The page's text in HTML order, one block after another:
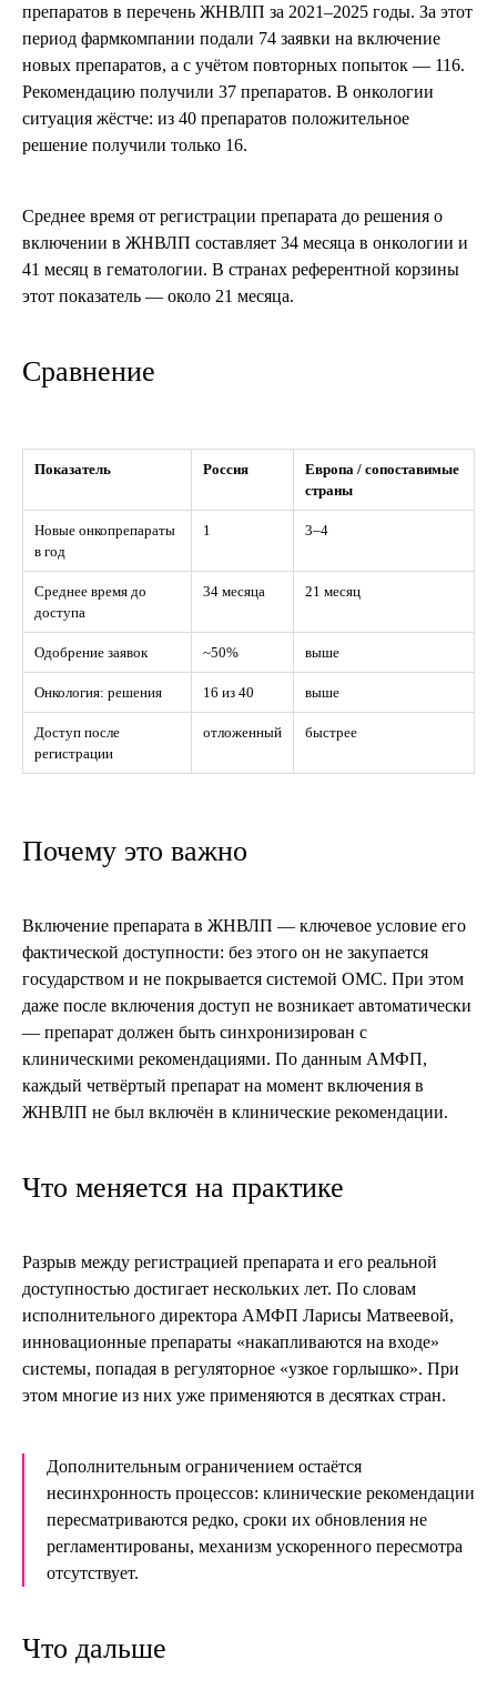
препаратов в перечень ЖНВЛП за 2021–2025 годы. За этот
период фармкомпании подали 74 заявки на включение
новых препаратов, а с учётом повторных попыток — 116.
Рекомендацию получили 37 препаратов. В онкологии
ситуация жёстче: из 40 препаратов положительное
решение получили только 16.
Среднее время от регистрации препарата до решения о
включении в ЖНВЛП составляет 34 месяца в онкологии и
41 месяц в гематологии. В странах референтной корзины
этот показатель — около 21 месяца.
Сравнение
Показатель Россия
Европа / сопоставимые
страны
Новые онкопрепараты
в год
1 3–4
Среднее время до
доступа
34 месяца 21 месяц
Одобрение заявок ~50% выше
Онкология: решения 16 из 40 выше
Доступ после
регистрации
отложенный быстрее
Почему это важно
Включение препарата в ЖНВЛП — ключевое условие его
фактической доступности: без этого он не закупается
государством и не покрывается системой ОМС. При этом
даже после включения доступ не возникает автоматически
— препарат должен быть синхронизирован с
клиническими рекомендациями. По данным АМФП,
каждый четвёртый препарат на момент включения в
ЖНВЛП не был включён в клинические рекомендации.
Что меняется на практике
Разрыв между регистрацией препарата и его реальной
доступностью достигает нескольких лет. По словам
исполнительного директора АМФП Ларисы Матвеевой,
инновационные препараты «накапливаются на входе»
системы, попадая в регуляторное «узкое горлышко». При
этом многие из них уже применяются в десятках стран.
Дополнительным ограничением остаётся
несинхронность процессов: клинические рекомендации
пересматриваются редко, сроки их обновления не
регламентированы, механизм ускоренного пересмотра
отсутствует.
Что дальше